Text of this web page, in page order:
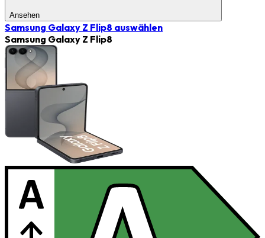
Ansehen
Samsung Galaxy Z Flip8 auswählen
Samsung Galaxy Z Flip8